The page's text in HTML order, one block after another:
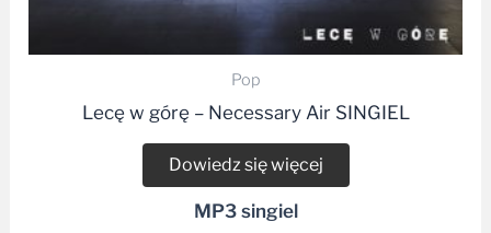
Pop
Lecę w górę – Necessary Air SINGIEL
Dowiedz się więcej
MP3 singiel